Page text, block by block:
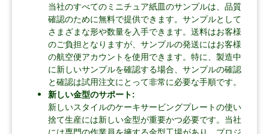
当社のすべてのミニチュア紙皿のサンプルは、品質
確認のために無料で提供できます。サンプルとして
さまざまな形や数量を入手できます。送料はお客様
のご負担となりますが、サンプルの発送にはお客様
の航空便アカウントを使用できます。特に、製造中
に新しいサンプルを確認する場合、サンプルの確認
と確認は試用注文にとって非常に必要な手順です。
新しい金型のサポート:
新しいスタイルのケーキサービングプレートの使い
捨て生産には新しい金型が重要かつ必要です。当社